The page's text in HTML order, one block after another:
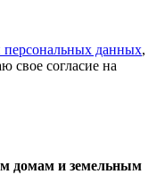
персональных данных,
свое согласие на
домам и земельным